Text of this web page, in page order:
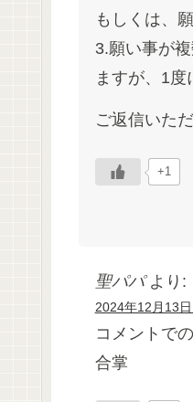
もしくは、
3.願い事が
ますが、1度
ご返信いた
+1
聖パパ より:
2024年12月13
コメントで
合掌